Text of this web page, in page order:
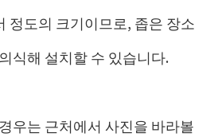
정도의 크기이므로, 좁은 장소
식해 설치할 수 있습니다.
우는 근처에서 사진을 바라볼